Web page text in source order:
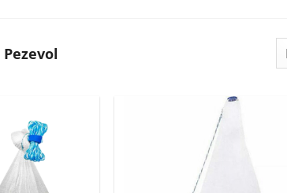
Pezevol